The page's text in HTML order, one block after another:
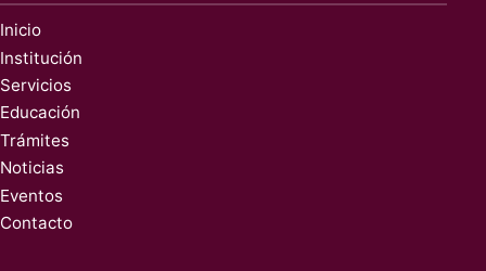
Inicio
Institución
Servicios
Educación
Trámites
Noticias
Eventos
Contacto